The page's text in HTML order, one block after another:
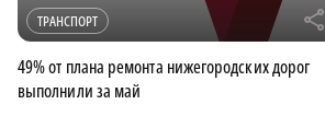
ТРАНСПОРТ r
49% от плана ремонта нижегородских дорог
выполнили за май